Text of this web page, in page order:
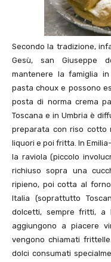
Secondo la tradizione,
Gesù, san Giuseppe
mantenere la famiglia
pasta choux e possono
posta di norma crema
Toscana e in Umbria è
preparata con riso cotto
liquori e poi fritta. In
la raviola (piccolo
richiuso sopra una
ripieno, poi cotta al
Italia (soprattutto
dolcetti, sempre fritti,
aggiungono a piacere
vengono chiamati
dolci consumati